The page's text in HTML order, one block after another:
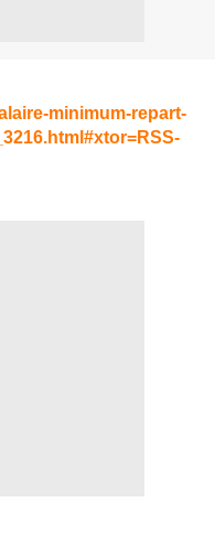
minimum-repart-